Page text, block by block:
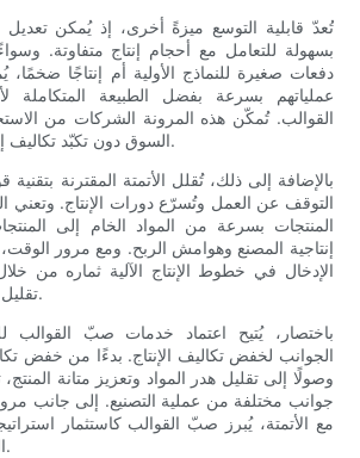
تُعدّ قابلية التوسع ميزةً أخرى، إذ يُمكن
بسهولة للتعامل مع أحجام إنتاج متفاوتة.
دفعات صغيرة للنماذج الأولية أم إنتاجًا
عملياتهم بسرعة بفضل الطبيعة
القوالب. تُمكّن هذه المرونة الشركات من
السوق دون تكبّد تكاليف إعداد كبيرة أو تأخيرات.
بالإضافة إلى ذلك، تُقلل الأتمتة المقترنة
التوقف عن العمل وتُسرّع دورات الإنتاج. وتعني
المنتجات بسرعة من المواد الخام إلى
إنتاجية المصنع وهوامش الربح. ومع مرور
الإدخال في خطوط الإنتاج الآلية ثماره من
تقليل أوجه القصور البشرية.
باختصار، يُتيح اعتماد خدمات صبّ القوالب
الجوانب لخفض تكاليف الإنتاج. بدءًا من خفض
وصولًا إلى تقليل هدر المواد وتعزيز متانة
جوانب مختلفة من عملية التصنيع. إلى جانب
مع الأتمتة، يُبرز صبّ القوالب كاستثمار
الجودة وتوفير التكاليف.